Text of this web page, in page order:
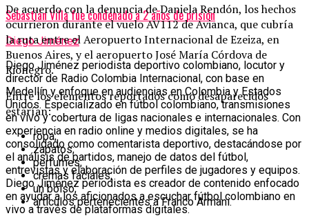
Sebastián Villa fue condenado a 2 años de prisión
Diego Jiménez
Diego Jiménez periodista deportivo colombiano, locutor y
director de Radio Colombia Internacional, con base en
Medellín y enfoque en audiencias en Colombia y Estados
Unidos. Especializado en fútbol colombiano, transmisiones
en vivo y cobertura de ligas nacionales e internacionales. Con
experiencia en radio online y medios digitales, se ha
consolidado como comentarista deportivo, destacándose por
el análisis de partidos, manejo de datos del fútbol,
entrevistas y elaboración de perfiles de jugadores y equipos.
Diego Jiménez periodista es creador de contenido enfocado
en ayudar a los aficionados a escuchar fútbol colombiano en
vivo a través de plataformas digitales.
De acuerdo con la denuncia de Daniela Rendón, los hechos
ocurrieron durante el vuelo AV112 de Avianca, que cubría
la ruta entre el Aeropuerto Internacional de Ezeiza, en
Buenos Aires, y el aeropuerto José María Córdova de
Rionegro.
Entre los elementos reportados como desaparecidos
estarían:
ropa;
zapatos;
perfumes;
cremas faciales;
un bolso;
artículos pertenecientes a Franco Armani.